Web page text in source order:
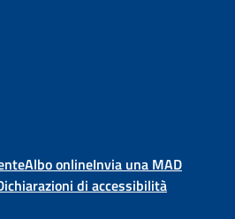
Albo onlineInvia una MAD
di accessibilità